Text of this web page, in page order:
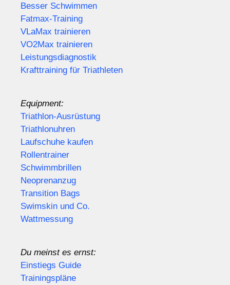
Besser Schwimmen
Fatmax-Training
VLaMax trainieren
VO2Max trainieren
Leistungsdiagnostik
Krafttraining für Triathleten
Equipment:
Triathlon-Ausrüstung
Triathlonuhren
Laufschuhe kaufen
Rollentrainer
Schwimmbrillen
Neoprenanzug
Transition Bags
Swimskin und Co.
Wattmessung
Du meinst es ernst:
Einstiegs Guide
Trainingspläne